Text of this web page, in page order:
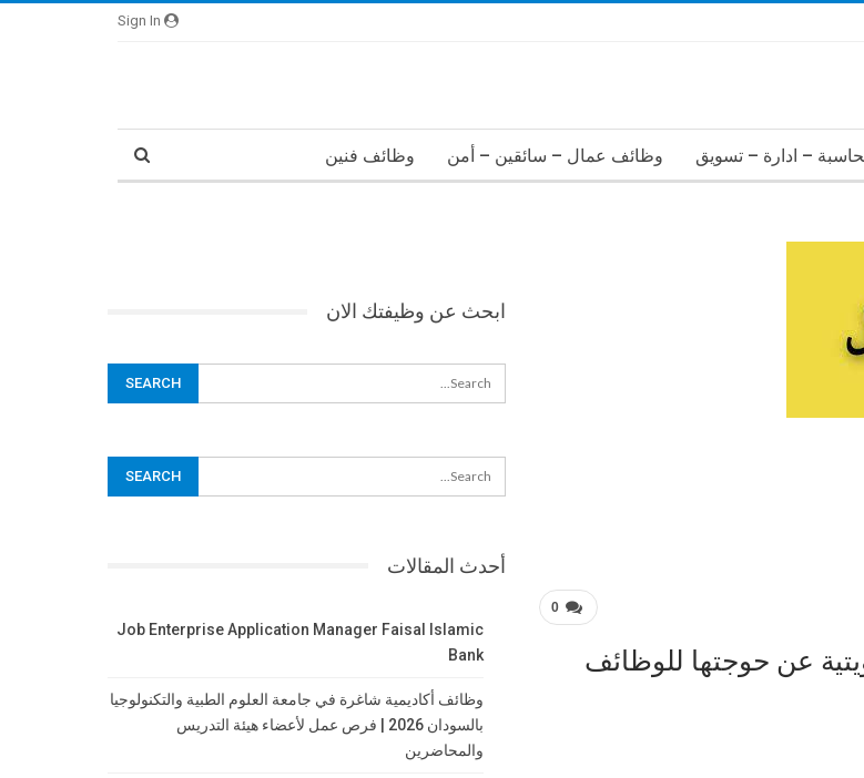
– ادارة – تسويق وظائف عمال – سائقين – أمن وظائف فنين
0
عن حوجتها للوظائف
ابحث عن وظيفتك الان
أحدث المقالات
Job Enterprise Application Manager Faisal Islamic
Bank
وظائف أكاديمية شاغرة في جامعة العلوم الطبية والتكنولوجيا
بالسودان 2026 | فرص عمل لأعضاء هيئة التدريس
والمحاضرين